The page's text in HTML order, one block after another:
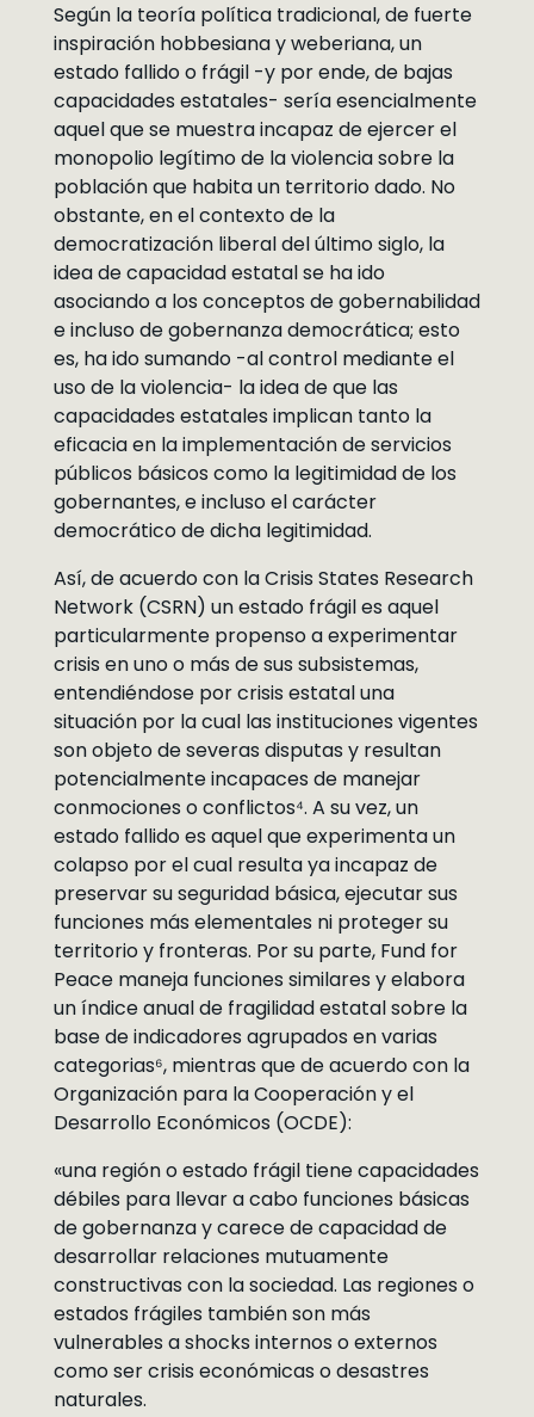
Según la teoría política tradicional, de fuerte
inspiración hobbesiana y weberiana, un
estado fallido o frágil -y por ende, de bajas
capacidades estatales- sería esencialmente
aquel que se muestra incapaz de ejercer el
monopolio legítimo de la violencia sobre la
población que habita un territorio dado. No
obstante, en el contexto de la
democratización liberal del último siglo, la
idea de capacidad estatal se ha ido
asociando a los conceptos de gobernabilidad
e incluso de gobernanza democrática; esto
es, ha ido sumando -al control mediante el
uso de la violencia- la idea de que las
capacidades estatales implican tanto la
eficacia en la implementación de servicios
públicos básicos como la legitimidad de los
gobernantes, e incluso el carácter
democrático de dicha legitimidad.
Así, de acuerdo con la Crisis States Research
Network (CSRN) un estado frágil es aquel
particularmente propenso a experimentar
crisis en uno o más de sus subsistemas,
entendiéndose por crisis estatal una
situación por la cual las instituciones vigentes
son objeto de severas disputas y resultan
potencialmente incapaces de manejar
conmociones o conflictos⁴. A su vez, un
estado fallido es aquel que experimenta un
colapso por el cual resulta ya incapaz de
preservar su seguridad básica, ejecutar sus
funciones más elementales ni proteger su
territorio y fronteras. Por su parte, Fund for
Peace maneja funciones similares y elabora
un índice anual de fragilidad estatal sobre la
base de indicadores agrupados en varias
categorias⁶, mientras que de acuerdo con la
Organización para la Cooperación y el
Desarrollo Económicos (OCDE):
«una región o estado frágil tiene capacidades
débiles para llevar a cabo funciones básicas
de gobernanza y carece de capacidad de
desarrollar relaciones mutuamente
constructivas con la sociedad. Las regiones o
estados frágiles también son más
vulnerables a shocks internos o externos
como ser crisis económicas o desastres
naturales.